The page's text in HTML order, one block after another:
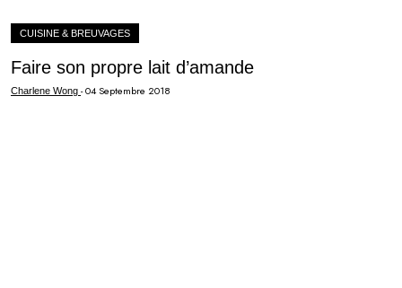
CUISINE & BREUVAGES
Faire son propre lait d’amande
Charlene Wong -04 Septembre 2018